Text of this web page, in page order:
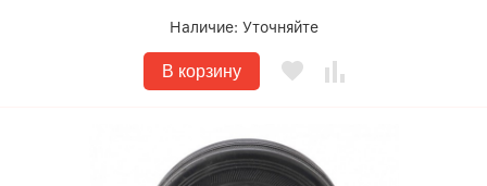
Наличие: Уточняйте
В корзину